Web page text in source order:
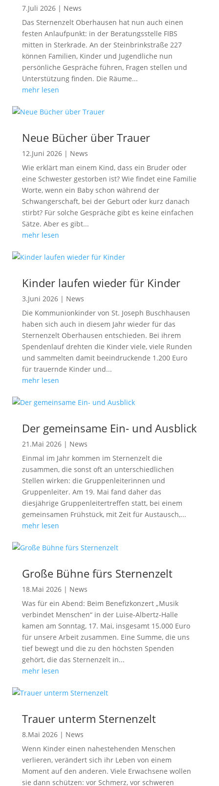
7.Juli 2026| News
Das Sternenzelt Oberhausen hat nun auch einen
festen Anlaufpunkt: in der Beratungsstelle FIBS
mitten in Sterkrade. An der Steinbrinkstraße 227
können Familien, Kinder und Jugendliche nun
persönliche Gespräche führen, Fragen stellen und
Unterstützung finden. Die Räume...
mehr lesen
Neue Bücher über Trauer
12.Juni 2026| News
Wie erklärt man einem Kind, dass ein Bruder oder
eine Schwester gestorben ist? Wie findet eine Familie
Worte, wenn ein Baby schon während der
Schwangerschaft, bei der Geburt oder kurz danach
stirbt? Für solche Gespräche gibt es keine einfachen
Sätze. Aber es gibt...
mehr lesen
Kinder laufen wieder für Kinder
3.Juni 2026| News
Die Kommunionkinder von St. Joseph Buschhausen
haben sich auch in diesem Jahr wieder für das
Sternenzelt Oberhausen entschieden. Bei ihrem
Spendenlauf drehten die Kinder viele, viele Runden
und sammelten damit beeindruckende 1.200 Euro
für trauernde Kinder und...
mehr lesen
Der gemeinsame Ein- und Ausblick
21.Mai 2026| News
Einmal im Jahr kommen im Sternenzelt die
zusammen, die sonst oft an unterschiedlichen
Stellen wirken: die Gruppenleiterinnen und
Gruppenleiter. Am 19. Mai fand daher das
diesjährige Gruppenleitertreffen statt, bei einem
gemeinsamen Frühstück, mit Zeit für Austausch,...
mehr lesen
Große Bühne fürs Sternenzelt
18.Mai 2026| News
Was für ein Abend: Beim Benefizkonzert „Musik
verbindet Menschen“ in der Luise-Albertz-Halle
kamen am Sonntag, 17. Mai, insgesamt 15.000 Euro
für unsere Arbeit zusammen. Eine Summe, die uns
tief bewegt und die zu den höchsten Spenden
gehört, die das Sternenzelt in...
mehr lesen
Trauer unterm Sternenzelt
8.Mai 2026| News
Wenn Kinder einen nahestehenden Menschen
verlieren, verändert sich ihr Leben von einem
Moment auf den anderen. Viele Erwachsene wollen
sie dann schützen: vor Schmerz, vor schweren